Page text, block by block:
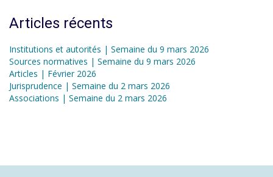
Articles récents
Institutions et autorités | Semaine du 9 mars 2026
Sources normatives | Semaine du 9 mars 2026
Articles | Février 2026
Jurisprudence | Semaine du 2 mars 2026
Associations | Semaine du 2 mars 2026